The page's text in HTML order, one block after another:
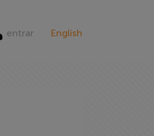
entrar English